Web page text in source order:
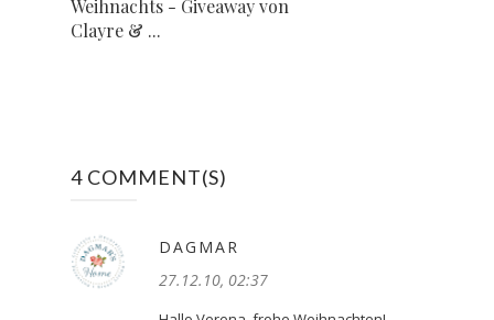
Weihnachts - Giveaway von
Clayre & ...
4 COMMENT(S)
DAGMAR
27.12.10, 02:37